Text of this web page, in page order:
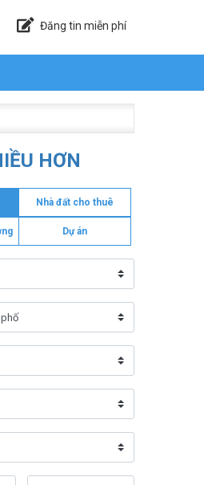
Đăng tin miễn phí
HƠN
Nhà đất cho thuê
Dự án